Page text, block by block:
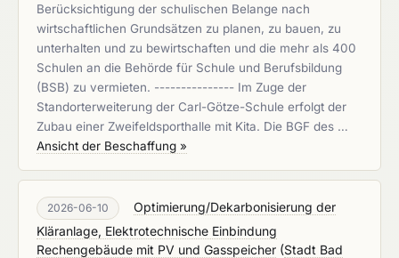
Berücksichtigung der schulischen Belange nach
wirtschaftlichen Grundsätzen zu planen, zu bauen, zu
unterhalten und zu bewirtschaften und die mehr als 400
Schulen an die Behörde für Schule und Berufsbildung
(BSB) zu vermieten. --------------- Im Zuge der
Standorterweiterung der Carl-Götze-Schule erfolgt der
Zubau einer Zweifeldsporthalle mit Kita. Die BGF des …
Ansicht der Beschaffung »
2026-06-10
Optimierung/Dekarbonisierung der
Kläranlage, Elektrotechnische Einbindung
Rechengebäude mit PV und Gasspeicher (Stadt Bad